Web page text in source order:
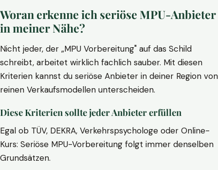
Woran erkenne ich seriöse MPU-Anbieter
in meiner Nähe?
Nicht jeder, der „MPU Vorbereitung" auf das Schild
schreibt, arbeitet wirklich fachlich sauber. Mit diesen
Kriterien kannst du seriöse Anbieter in deiner Region von
reinen Verkaufsmodellen unterscheiden.
Diese Kriterien sollte jeder Anbieter erfüllen
Egal ob TÜV, DEKRA, Verkehrspsychologe oder Online-
Kurs: Seriöse MPU-Vorbereitung folgt immer denselben
Grundsätzen.